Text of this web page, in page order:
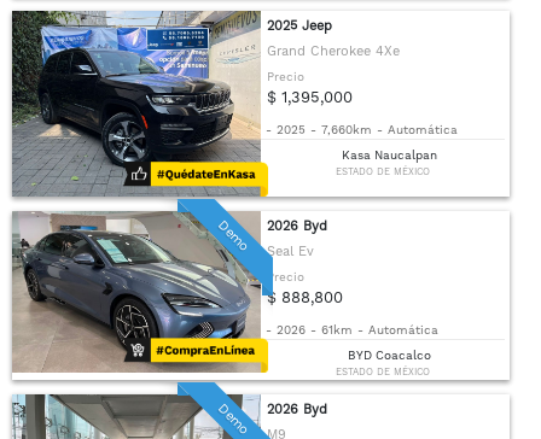
2025 Jeep
Grand Cherokee 4Xe
Precio
$ 1,395,000
- 2025 - 7,660km - Automática
Kasa Naucalpan
ESTADO DE MÉXICO
Demo
2026 Byd
Seal Ev
Precio
$ 888,800
- 2026 - 61km - Automática
BYD Coacalco
ESTADO DE MÉXICO
Demo
2026 Byd
M9